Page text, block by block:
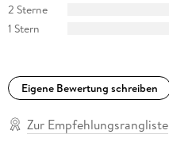
2 Sterne
1 Stern
Eigene Bewertung schreiben
Zur Empfehlungsrangliste